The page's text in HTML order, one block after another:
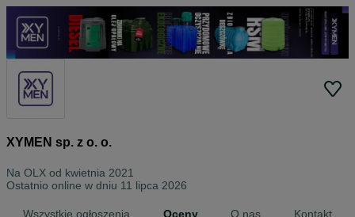
XYMEN sp. z o. o.
Na OLX od kwietnia 2021
Ostatnio online w dniu 11 lipca 2026
Wszystkie ogłoszenia Oceny O nas Kontakt